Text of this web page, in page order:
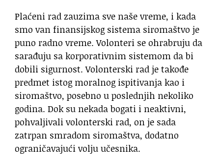
Plaćeni rad zauzima sve naše vreme, i kada
smo van finansijskog sistema siromaštvo je
puno radno vreme. Volonteri se ohrabruju da
sarađuju sa korporativnim sistemom da bi
dobili sigurnost. Volonterski rad je takođe
predmet istog moralnog ispitivanja kao i
siromaštvo, posebno u poslednjih nekoliko
godina. Dok su nekada bogati i neaktivni,
pohvaljivali volonterski rad, on je sada
zatrpan smradom siromaštva, dodatno
ograničavajući volju učesnika.